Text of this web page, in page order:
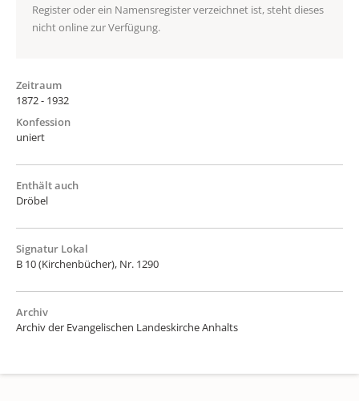
Register oder ein Namensregister verzeichnet ist, steht dieses
nicht online zur Verfügung.
Zeitraum
1872 - 1932
Konfession
uniert
Enthält auch
Dröbel
Signatur Lokal
B 10 (Kirchenbücher), Nr. 1290
Archiv
Archiv der Evangelischen Landeskirche Anhalts